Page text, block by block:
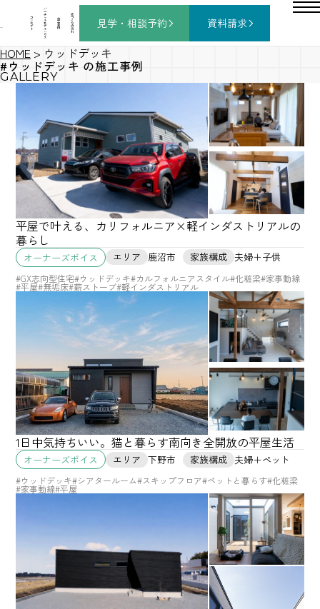
コ
ン
セ
プ
ト
バ
ー
チ
ャ
ル
モ
デ
ル
ハ
ウ
ス
施
工
事
例
家
づ
く
り
の
流
れ
見学・相談予約 資料請求
HOME > ウッドデッキ
#ウッドデッキ の施工事例
GALLERY
平屋で叶える、カリフォルニア×軽インダストリアルの
暮らし
オーナーズボイス エリア 鹿沼市 家族構成 夫婦＋子供
#GX志向型住宅#ウッドデッキ#カルフォルニアスタイル#化粧梁#家事動線
#平屋#無垢床#薪ストーブ#軽インダストリアル
1日中気持ちいい。猫と暮らす南向き全開放の平屋生活
オーナーズボイス エリア 下野市 家族構成 夫婦＋ペット
#ウッドデッキ#シアタールーム#スキップフロア#ペットと暮らす#化粧梁
#家事動線#平屋